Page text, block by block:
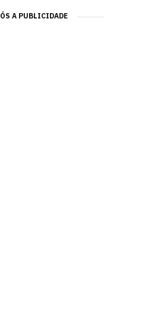
A PUBLICIDADE